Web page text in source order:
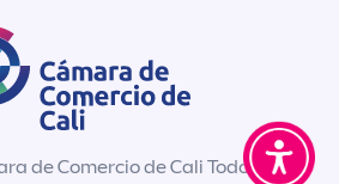
de Comercio de Cali Todos los